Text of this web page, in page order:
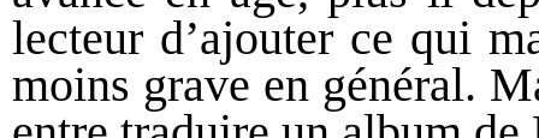
lecteur d’ajouter ce qui
moins grave en général.